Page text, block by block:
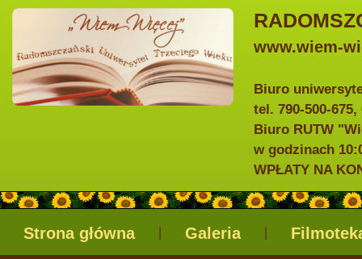
www.wiem-
Biuro
tel. 790-500-675,
Biuro RUTW
w godzinach
WPŁATY NA
Strona główna Galeria